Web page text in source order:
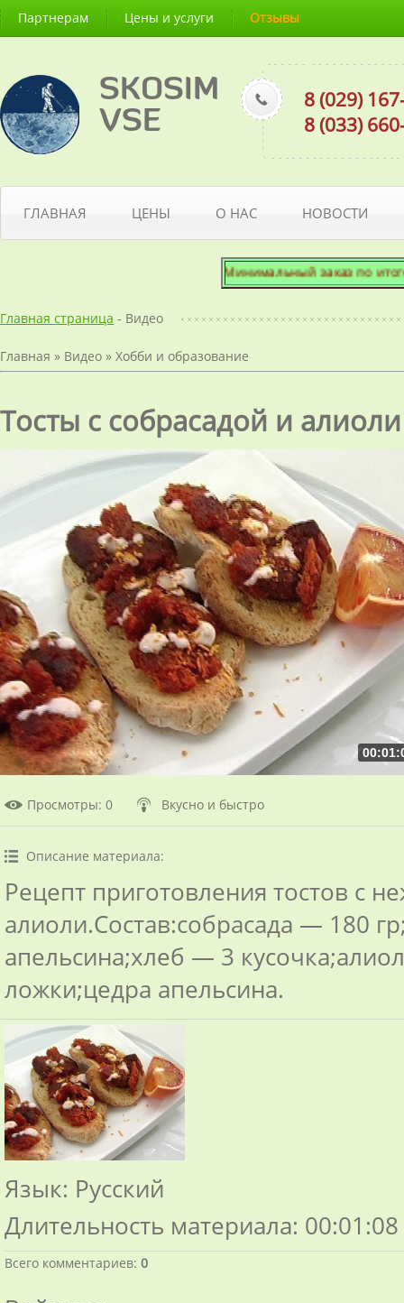
Партнерам Цены и услуги Отзывы
SKOSIM
VSE
8 (029)
8 (033)
ГЛАВНАЯ ЦЕНЫ О НАС НОВОСТИ
Минимальный заказ по
Главная страница - Видео
Главная » Видео » Хобби и образование
Тосты с собрасадой и алиоли
Просмотры: 0 Вкусно и быстро
Описание материала:
Рецепт приготовления тостов с
алиоли.Состав:собрасада — 180
апельсина;хлеб — 3
ложки;цедра апельсина.
Язык: Русский
Длительность материала: 00:01:08
Всего комментариев: 0